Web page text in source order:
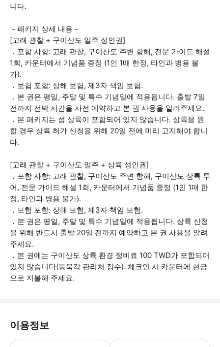
니다.
－패키지 상세 내용－
[고래 관찰 + 구이산도 일주 성인권]
．포함 사항: 고래 관찰, 구이산도 주변 항해, 전문 가이드 해설
1회, 카운터에서 기념품 증정 (1인 1매 한정, 타인과 병용 불
가).
．보험 포함: 상해 보험, 제3자 책임 보험.
．본 권은 평일, 주말 및 특수 기념일에 적용됩니다. 출발 7일
전까지 선박 시간을 사전 예약하고 본 권 사용을 알려주세요.
．본 패키지는 섬 상륙이 포함되어 있지 않습니다. 상륙을 원
할 경우 상륙 허가 신청을 위해 20일 전에 미리 고지해야 합니
다.
[고래 관찰 + 구이산도 일주 + 상륙 성인권]
．포함 사항: 고래 관찰, 구이산도 주변 항해, 구이산도 상륙 투
어, 전문 가이드 해설 1회, 카운터에서 기념품 증정 (1인 1매 한
정, 타인과 병용 불가).
．보험 포함: 상해 보험, 제3자 책임 보험.
．본 권은 평일, 주말 및 특수 기념일에 적용됩니다. 상륙 신청
을 위해 반드시 출발 20일 전까지 예약하고 본 권 사용을 알려
주세요.
．본 권에는 구이산도 상륙 환경 정비료 100 TWD가 포함되어
있지 않습니다(동북각 관리처 징수). 체크인 시 카운터에 현금
으로 지불해 주세요.
이용정보
．기상 및 해상 상태 불량으로 출항이